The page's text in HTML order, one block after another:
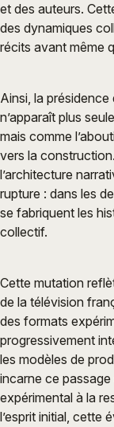
et des auteurs.
des dynamiques
récits avant même
Ainsi, la
n’apparaît plus
mais comme
vers la
l’architecture
rupture : dans les
se fabriquent les
collectif.
Cette mutation
de la télévision
des formats
progressivement
les modèles de
incarne ce passage
expérimental à la
l’esprit initial, cette